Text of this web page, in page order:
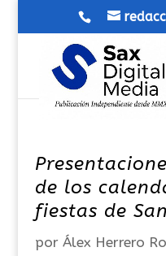
de los
fiestas de
por Álex Herrero